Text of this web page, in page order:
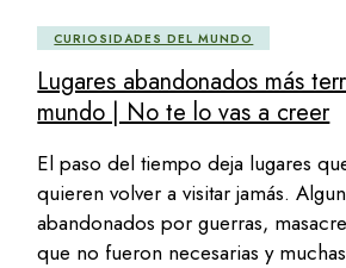
CURIOSIDADES DEL MUNDO
Lugares abandonados más
mundo | No te lo vas a creer
El paso del tiempo deja lugares
quieren volver a visitar jamás.
abandonados por guerras,
que no fueron necesarias y